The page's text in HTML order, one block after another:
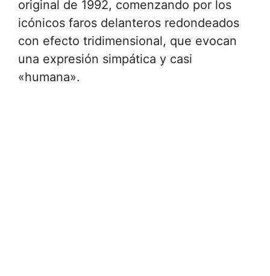
original de 1992, comenzando por los
icónicos faros delanteros redondeados
con efecto tridimensional, que evocan
una expresión simpática y casi
«humana».